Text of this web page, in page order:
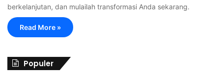
berkelanjutan, dan mulailah transformasi Anda sekarang.
Read More »
Populer